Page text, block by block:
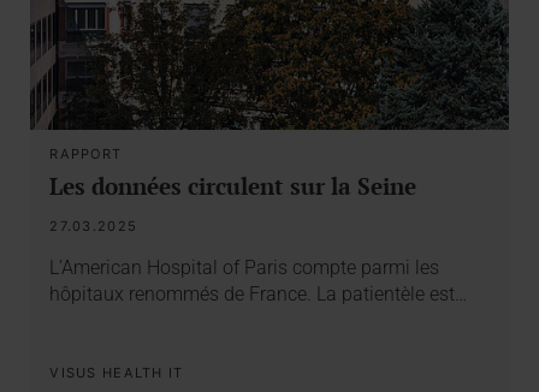
RAPPORT
Les données circulent sur la Seine
27.03.2025
L’American Hospital of Paris compte parmi les
hôpitaux renommés de France. La patientèle est…
VISUS HEALTH IT